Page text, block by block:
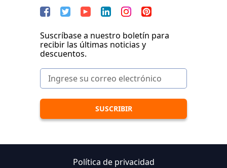
Suscríbase a nuestro boletín para
recibir las últimas noticias y
descuentos.
Política de privacidad